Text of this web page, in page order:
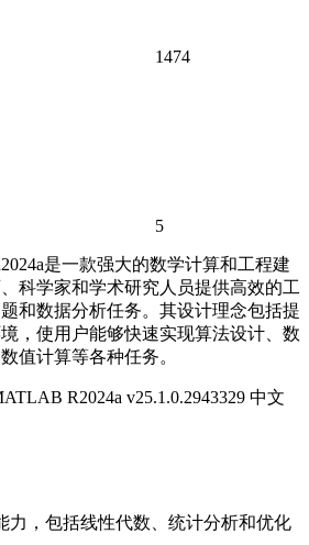
1474
5
是一款强大的数学计算和工程建
科学家和学术研究人员提供高效的工
和数据分析任务。其设计理念包括提
，使用户能够快速实现算法设计、数
值计算等各种任务。
力，包括线性代数、统计分析和优化